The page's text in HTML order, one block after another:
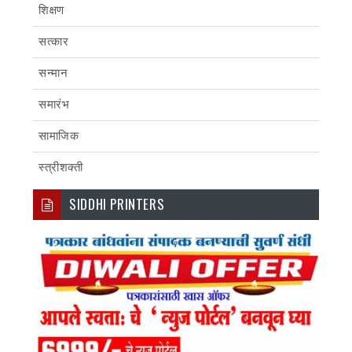
शिक्षण
सत्कार
सन्मान
समारंभ
सामाजिक
स्त्रीशक्ती
SIDDHI PRINTERS